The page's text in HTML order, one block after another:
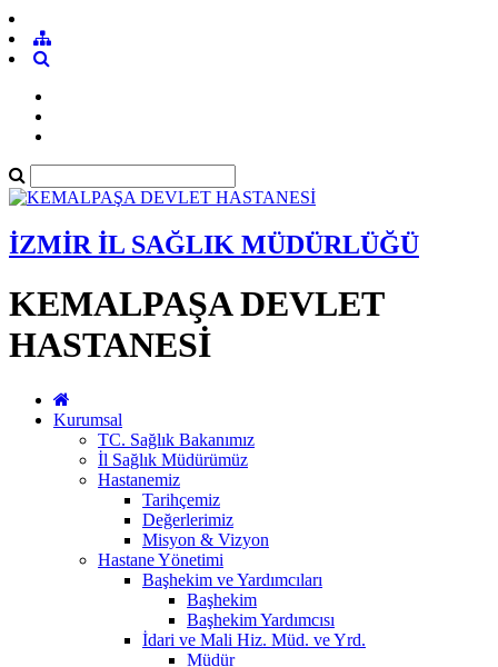
İZMİR İL SAĞLIK MÜDÜRLÜĞÜ
KEMALPAŞA DEVLET
HASTANESİ
Kurumsal
TC. Sağlık Bakanımız
İl Sağlık Müdürümüz
Hastanemiz
Tarihçemiz
Değerlerimiz
Misyon & Vizyon
Hastane Yönetimi
Başhekim ve Yardımcıları
Başhekim
Başhekim Yardımcısı
İdari ve Mali Hiz. Müd. ve Yrd.
Müdür